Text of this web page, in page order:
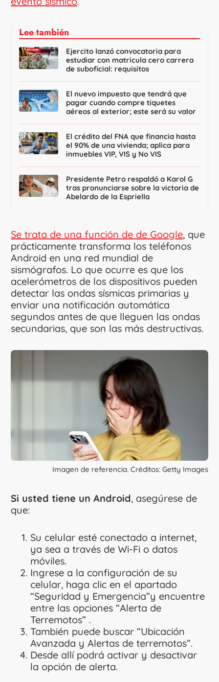
Lee también
Ejercito lanzó convocatoria para
estudiar con matricula cero carrera
de suboficial: requisitos
El nuevo impuesto que tendrá que
pagar cuando compre tiquetes
aéreos al exterior; este será su valor
El crédito del FNA que financia hasta
el 90% de una vivienda; aplica para
inmuebles VIP, VIS y No VIS
Presidente Petro respaldó a Karol G
tras pronunciarse sobre la victoria de
Abelardo de la Espriella
Se trata de una función de de Google, que
prácticamente transforma los teléfonos
Android en una red mundial de
sismógrafos. Lo que ocurre es que los
acelerómetros de los dispositivos pueden
detectar las ondas sísmicas primarias y
enviar una notificación automática
segundos antes de que lleguen las ondas
secundarias, que son las más destructivas.
Imagen de referencia. Créditos: Getty Images
Si usted tiene un Android, asegúrese de
que:
Su celular esté conectado a internet,
ya sea a través de Wi-Fi o datos
móviles.
Ingrese a la configuración de su
celular, haga clic en el apartado
“Seguridad y Emergencia”y encuentre
entre las opciones “Alerta de
Terremotos” .
También puede buscar “Ubicación
Avanzada y Alertas de terremotos”.
Desde allí podrá activar y desactivar
la opción de alerta.